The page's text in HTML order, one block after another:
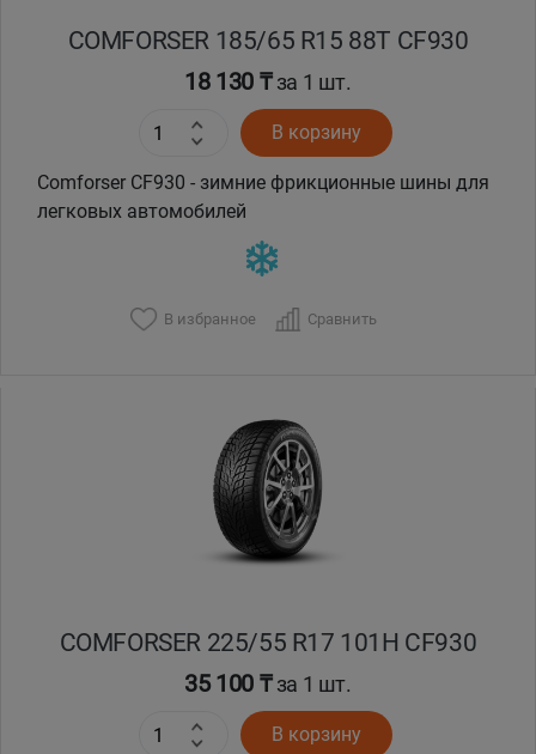
COMFORSER 185/65 R15 88T CF930
18 130 ₸за 1 шт.
В корзину
Comforser CF930 - зимние фрикционные шины для
легковых автомобилей
В избранное Сравнить
COMFORSER 225/55 R17 101H CF930
35 100 ₸за 1 шт.
В корзину